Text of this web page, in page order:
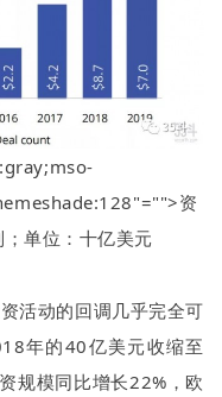
资
；单位：十亿美元
活动的回调几乎完全可
年的40亿美元收缩至
规模同比增长22% ，欧